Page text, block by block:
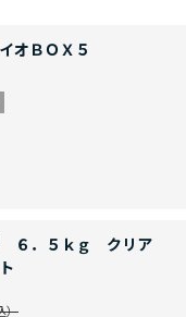
オＢＯＸ５
６．５ｋｇ クリア